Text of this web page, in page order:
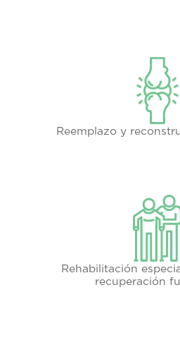
Reemplazo y
Rehabilitación
recuperación